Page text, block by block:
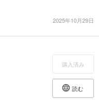
2025年10月29日
購入済み
読む